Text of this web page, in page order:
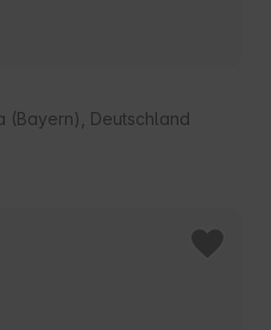
(Bayern), Deutschland